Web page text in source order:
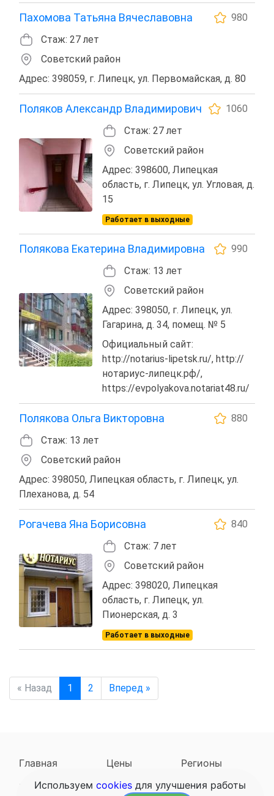
Пахомова Татьяна Вячеславовна
980
Стаж: 27 лет
Советский район
Адрес: 398059, г. Липецк, ул. Первомайская, д. 80
Поляков Александр Владимирович
1060
Стаж: 27 лет
Советский район
Адрес: 398600, Липецкая
область, г. Липецк, ул. Угловая, д.
15
Работает в выходные
Полякова Екатерина Владимировна
990
Стаж: 13 лет
Советский район
Адрес: 398050, г. Липецк, ул.
Гагарина, д. 34, помещ. № 5
Официальный сайт:
http://notarius-lipetsk.ru/, http://
нотариус-липецк.рф/,
https://evpolyakova.notariat48.ru/
Полякова Ольга Викторовна
880
Стаж: 13 лет
Советский район
Адрес: 398050, Липецкая область, г. Липецк, ул.
Плеханова, д. 54
Рогачева Яна Борисовна
840
Стаж: 7 лет
Советский район
Адрес: 398020, Липецкая
область, г. Липецк, ул.
Пионерская, д. 3
Работает в выходные
« Назад 1 2 Вперед »
Главная Цены
Регионы
Наследодатели
Задать вопрос
Используем cookies для улучшения работы